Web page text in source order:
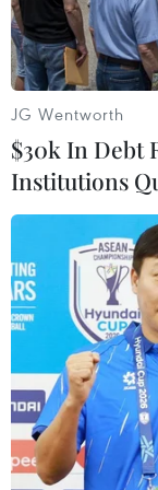
Tên lửa
South China
đã công bố
Phong-26
ổn định và độ
theo giới
JG Wentworth
$30k In Debt
Institutions